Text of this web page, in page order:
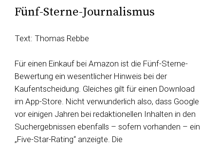
Fünf-Sterne-Journalismus
Text: Thomas Rebbe
Für einen Einkauf bei Amazon ist die Fünf-Sterne-
Bewertung ein wesentlicher Hinweis bei der
Kaufentscheidung. Gleiches gilt für einen Download
im App-Store. Nicht verwunderlich also, dass Google
vor einigen Jahren bei redaktionellen Inhalten in den
Suchergebnissen ebenfalls – sofern vorhanden – ein
„Five-Star-Rating“ anzeigte. Die